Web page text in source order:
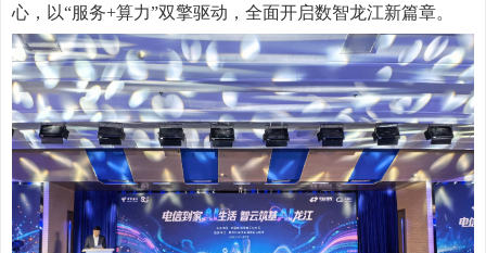
心，以“服务+算力”双擎驱动，全面开启数智龙江新篇章。